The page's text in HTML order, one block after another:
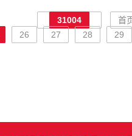
31004
首
26 27 28 29